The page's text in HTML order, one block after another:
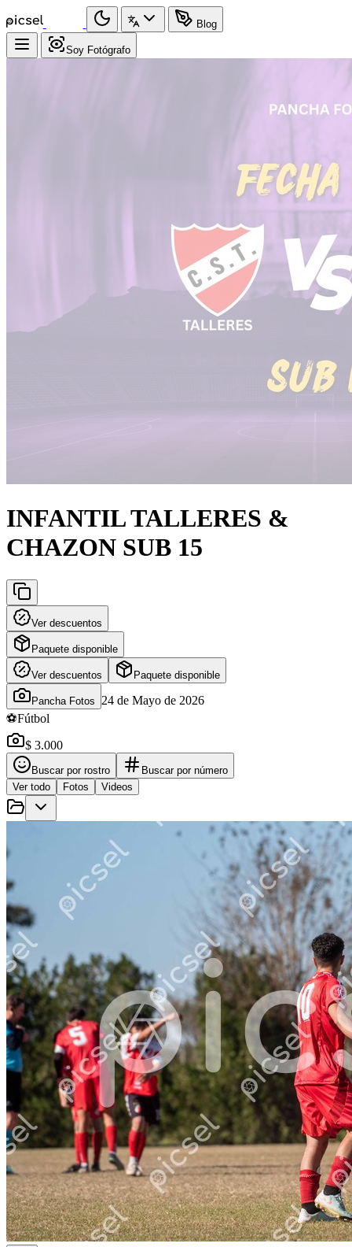
Blog
Soy Fotógrafo
INFANTIL TALLERES &
CHAZON SUB 15
Ver descuentos
Paquete disponible
Ver descuentos Paquete disponible
Pancha Fotos
24 de Mayo de 2026
⚽Fútbol
$ 3.000
Buscar por rostro
Buscar por número
Ver todo
Fotos Videos